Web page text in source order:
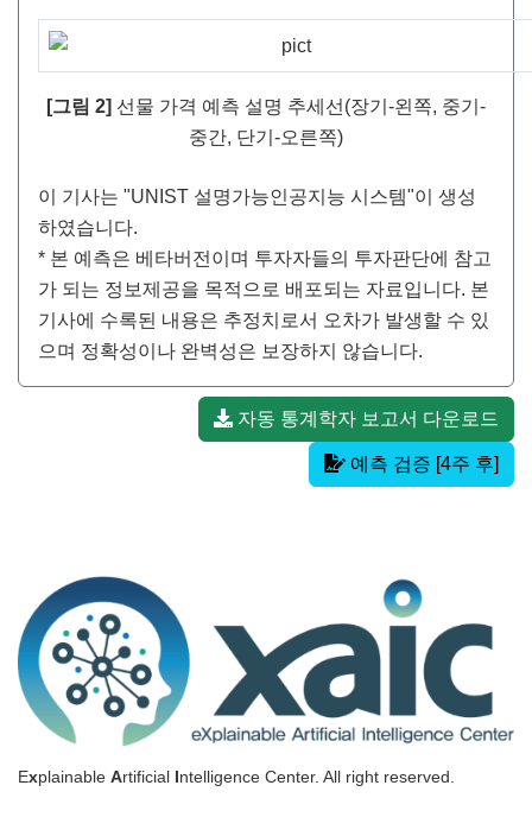
[그림 2] 선물 가격 예측 설명 추세선(장기-왼쪽, 중기-
중간, 단기-오른쪽)
이 기사는 "UNIST 설명가능인공지능 시스템"이 생성
하였습니다.
* 본 예측은 베타버전이며 투자자들의 투자판단에 참고
가 되는 정보제공을 목적으로 배포되는 자료입니다. 본
기사에 수록된 내용은 추정치로서 오차가 발생할 수 있
으며 정확성이나 완벽성은 보장하지 않습니다.
자동 통계학자 보고서 다운로드
예측 검증 [4주 후]
Explainable Artificial Intelligence Center. All right reserved.